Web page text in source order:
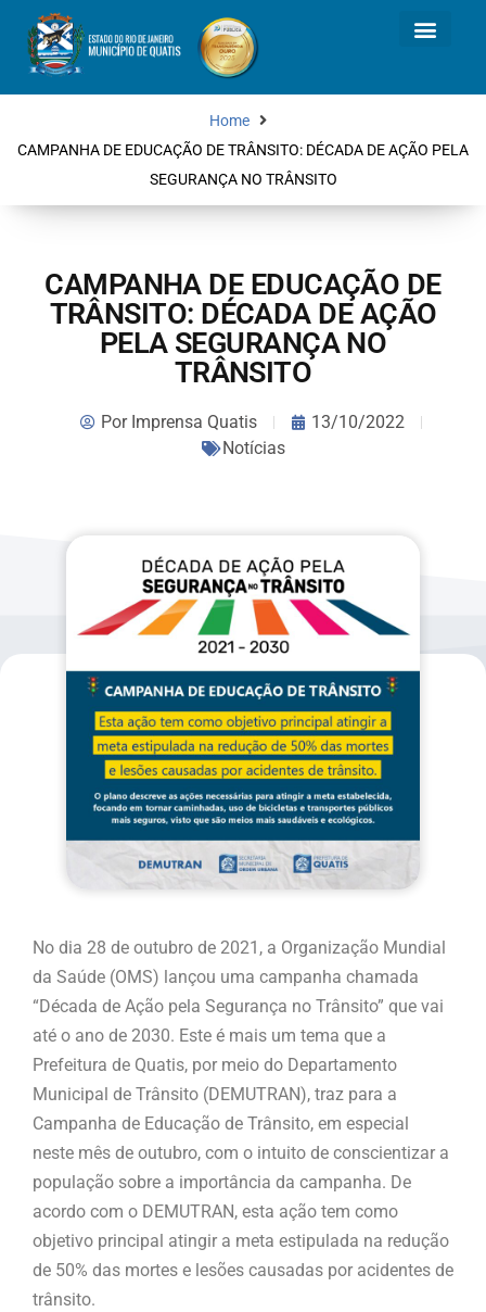
Home
CAMPANHA DE EDUCAÇÃO DE TRÂNSITO: DÉCADA DE AÇÃO PELA
SEGURANÇA NO TRÂNSITO
CAMPANHA DE EDUCAÇÃO DE
TRÂNSITO: DÉCADA DE AÇÃO
PELA SEGURANÇA NO
TRÂNSITO
PorImprensa Quatis
13/10/2022
Notícias
No dia 28 de outubro de 2021, a Organização Mundial
da Saúde (OMS) lançou uma campanha chamada
“Década de Ação pela Segurança no Trânsito” que vai
até o ano de 2030. Este é mais um tema que a
Prefeitura de Quatis, por meio do Departamento
Municipal de Trânsito (DEMUTRAN), traz para a
Campanha de Educação de Trânsito, em especial
neste mês de outubro, com o intuito de conscientizar a
população sobre a importância da campanha. De
acordo com o DEMUTRAN, esta ação tem como
objetivo principal atingir a meta estipulada na redução
de 50% das mortes e lesões causadas por acidentes de
trânsito.